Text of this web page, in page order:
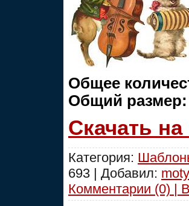
Общее
Общий
Скачать
Категория:
693 | Добавил:
Комментарии (0) |